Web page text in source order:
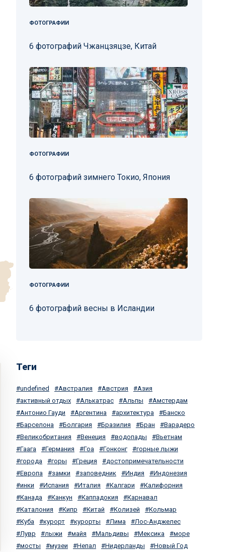
ФОТОГРАФИИ
6 фотографий Чжанцзяцзе, Китай
ФОТОГРАФИИ
6 фотографий зимнего Токио, Япония
ФОТОГРАФИИ
6 фотографий весны в Исландии
Теги
undefined Австралия Австрия
Азия
активный отдых
Алькатрас Альпы
Амстердам
Антонио Гауди
Аргентина архитектура
Банско
Барселона
Болгария Бразилия Бран
Варадеро
Великобритания
Венеция водопады
Вьетнам
Гаага
Германия Гоа Гонконг
горные лыжи
города
горы Греция
достопримечательности
Европа
замки заповедник Индия
Индонезия
инки
Испания Италия Калгари
Калифорния
Канада
Канкун Каппадокия
Карнавал
Каталония
Кипр Китай Колизей
Кольмар
Куба
курорт курорты Лима
Лос-Анджелес
Лувр
лыжи майя Мальдивы Мексика
море
мосты
музеи Непал Нидерланды Новый Год